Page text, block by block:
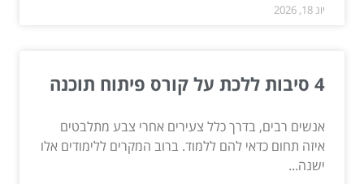
יונ 18, 2026
4 סיבות ללכת על קורס פיתוח תוכנה
אנשים רבים, בדרך כלל צעירים אחרי צבע מתלבטים
איזה תחום כדאי להם ללמוד. ברוב המקרים ללימודים אלו
ישנה...